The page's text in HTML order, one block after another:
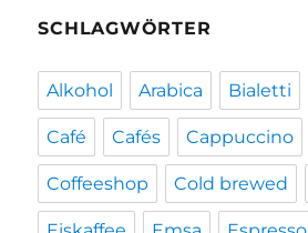
SCHLAGWÖRTER
Alkohol Arabica Bialetti
Café Cafés Cappuccino
Coffeeshop Cold brewed